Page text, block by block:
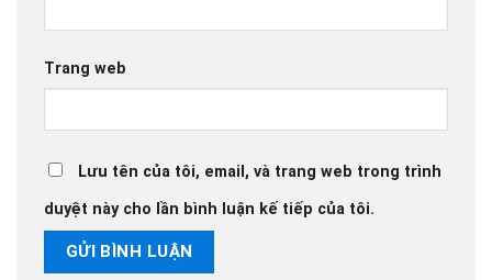
Trang web
Lưu tên của tôi, email, và trang web trong trình
duyệt này cho lần bình luận kế tiếp của tôi.